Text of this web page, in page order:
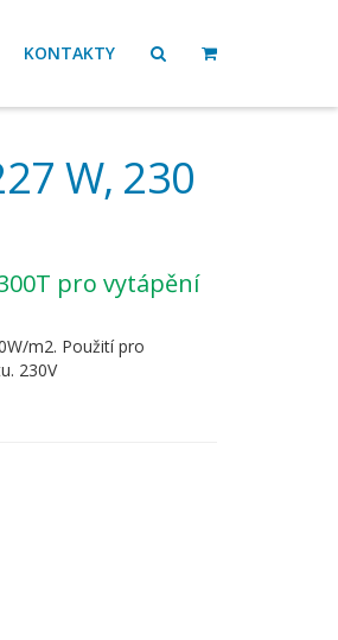
KONTAKTY
W, 230
m2. Použití pro
230V